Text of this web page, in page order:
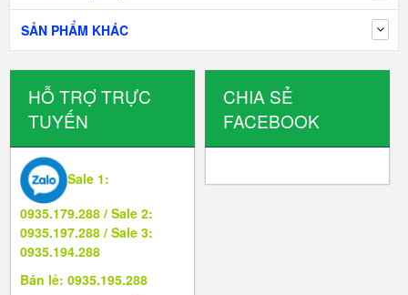
SẢN PHẨM KHÁC
HỖ TRỢ TRỰC
TUYẾN
Sale 1:
0935.179.288 / Sale 2:
0935.197.288 / Sale 3:
0935.194.288
Bán lẻ: 0935.195.288
CHIA SẺ
FACEBOOK